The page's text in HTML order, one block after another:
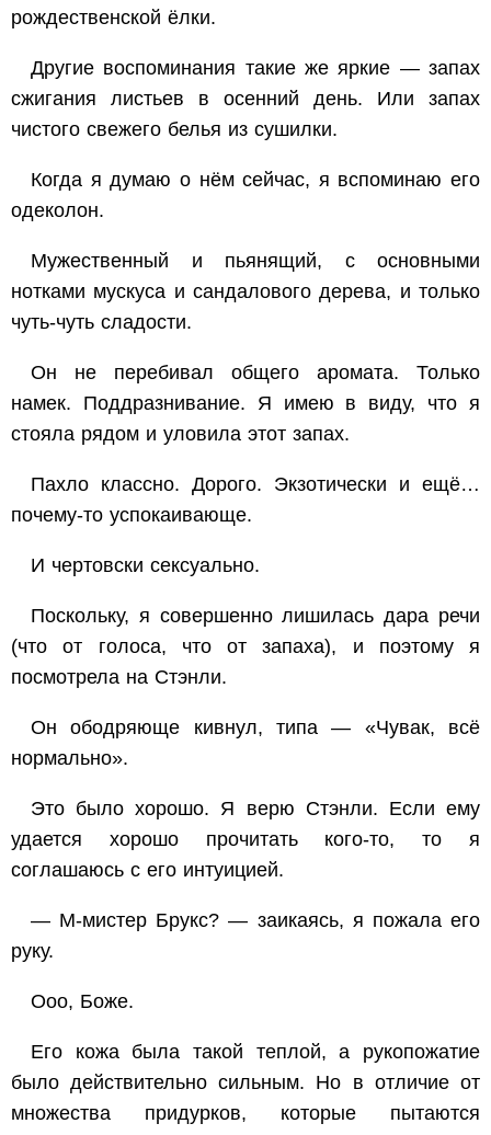
рождественской ёлки.
Другие воспоминания такие же яркие — запах
сжигания листьев в осенний день. Или запах
чистого свежего белья из сушилки.
Когда я думаю о нём сейчас, я вспоминаю его
одеколон.
Мужественный и пьянящий, с основными
нотками мускуса и сандалового дерева, и только
чуть-чуть сладости.
Он не перебивал общего аромата. Только
намек. Поддразнивание. Я имею в виду, что я
стояла рядом и уловила этот запах.
Пахло классно. Дорого. Экзотически и ещё…
почему-то успокаивающе.
И чертовски сексуально.
Поскольку, я совершенно лишилась дара речи
(что от голоса, что от запаха), и поэтому я
посмотрела на Стэнли.
Он ободряюще кивнул, типа — «Чувак, всё
нормально».
Это было хорошо. Я верю Стэнли. Если ему
удается хорошо прочитать кого-то, то я
соглашаюсь с его интуицией.
— М-мистер Брукс? — заикаясь, я пожала его
руку.
Ооо, Боже.
Его кожа была такой теплой, а рукопожатие
было действительно сильным. Но в отличие от
множества придурков, которые пытаются